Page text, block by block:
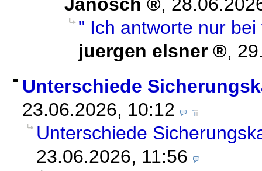
" Ich antworte nur
juergen elsner
,
Unterschiede
23.06.2026, 10:12
Unterschiede
23.06.2026, 11:56